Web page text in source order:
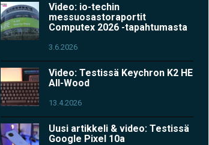
Video: io-techin
messuosastoraportit
Computex 2026 -tapahtumasta
3.6.2026
Video: Testissä Keychron K2 HE
All-Wood
13.4.2026
Uusi artikkeli & video: Testissä
Google Pixel 10a